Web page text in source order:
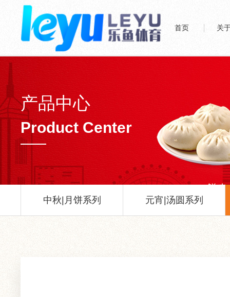
首页 关
产品中心
Product Center
中秋|月饼系列 元宵|汤圆系列